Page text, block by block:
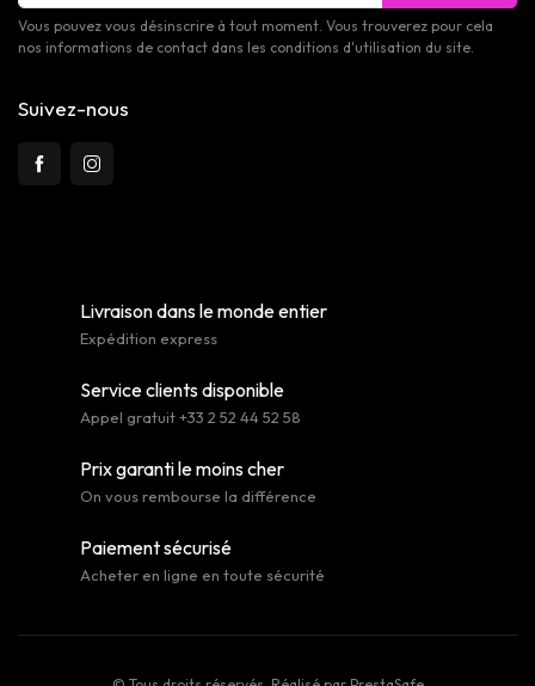
Vous pouvez vous désinscrire à tout moment. Vous trouverez pour cela
nos informations de contact dans les conditions d'utilisation du site.
Suivez-nous
Livraison dans le monde entier
Expédition express
Service clients disponible
Appel gratuit +33 2 52 44 52 58
Prix garanti le moins cher
On vous rembourse la différence
Paiement sécurisé
Acheter en ligne en toute sécurité